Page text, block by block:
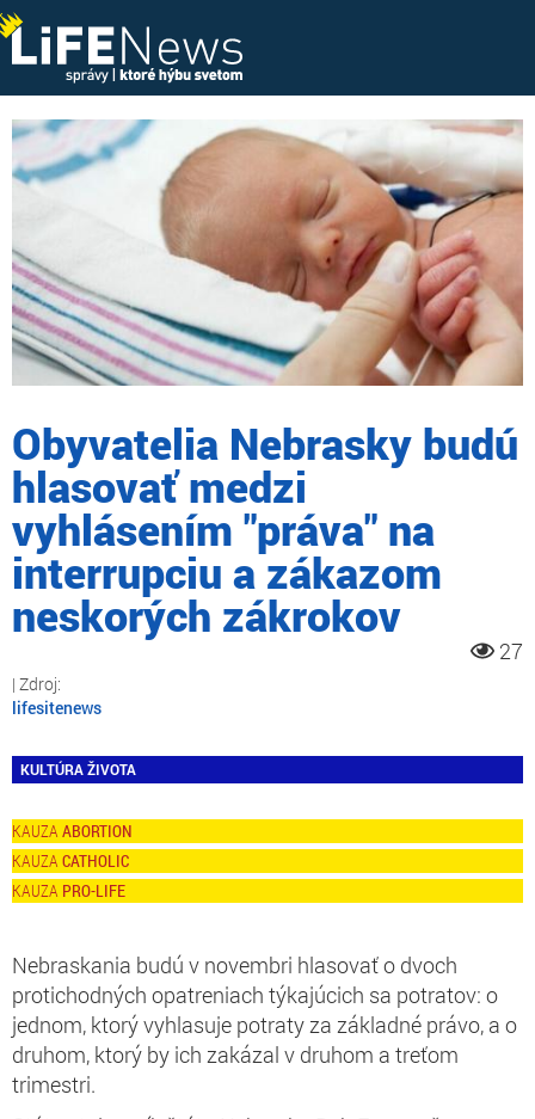
Obyvatelia Nebrasky budú
hlasovať medzi
vyhlásením "práva" na
interrupciu a zákazom
neskorých zákrokov
27
lifesitenews
KULTÚRA ŽIVOTA
ABORTION
CATHOLIC
PRO-LIFE
Nebraskania budú v novembri hlasovať o dvoch
protichodných opatreniach týkajúcich sa potratov: o
jednom, ktorý vyhlasuje potraty za základné právo, a o
druhom, ktorý by ich zakázal v druhom a treťom
trimestri.